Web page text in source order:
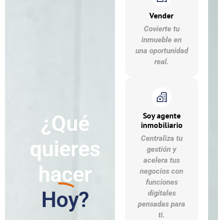
¿Qué
quieres
hacer
Hoy?
Vender
Covierte tu
inmueble en
una oportunidad
real.
Soy agente
inmobiliario
Centraliza tu
gestión y
acelera tus
negocios con
funciones
digitales
pensadas para
ti.